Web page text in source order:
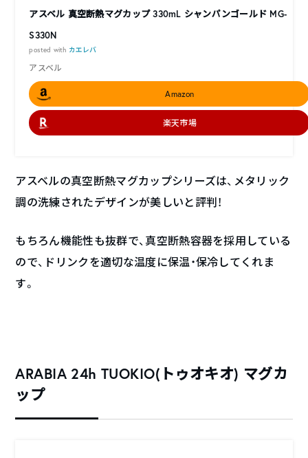
アスベル 真空断熱マグカップ 330mL シャンパンゴールド MG-
S330N
posted with カエレバ
アスベル
Amazon
楽天市場
アスベルの真空断熱マグカップシリーズは、メタリック
調の洗練されたデザインが美しいと評判！
もちろん機能性も抜群で、真空断熱容器を採用している
ので、ドリンクを適切な温度に保温・保冷してくれま
す。
ARABIA 24h TUOKIO(トゥオキオ) マグカ
ップ